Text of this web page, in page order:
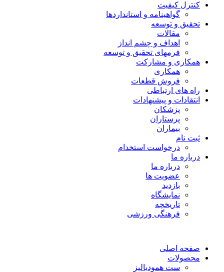
کنترل کیفیت
گواهينامه و استانداردها
تحقيق و توسعه
مقالات
اهداف و چشم انداز
فرمهای تحقیق و توسعه
همکاری و مشارکت
همکاری
فروش قطعات
راه های ارتباطی
انتقادات و پيشنهادات
پزشكان
پرستاران
بيماران
ثبت نام
درخواست استخدام
درباره ما
درباره ما
عضویت ها
بازدید
نمایشگاه
تاريخچه
فرهنگی ورزشی
صفحه اصلی
محصولات
ست همودیالیز